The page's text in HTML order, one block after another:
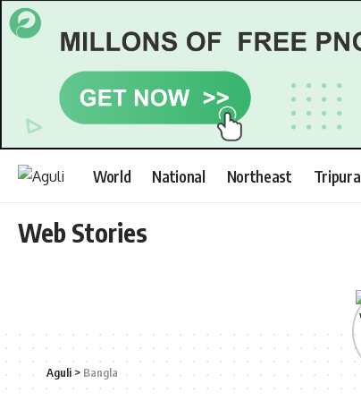
World National Northeast Tripura
Web Stories
Aguli> Bangla